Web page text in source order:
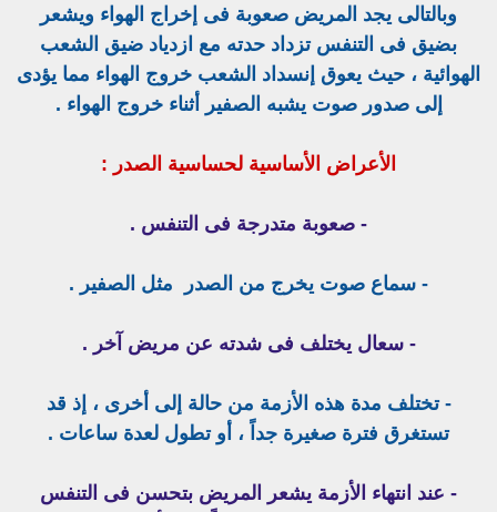
وبالتالى يجد المريض صعوبة فى إخراج الهواء ويشعر
بضيق فى التنفس تزداد حدته مع ازدياد ضيق الشعب
الهوائية ، حيث يعوق إنسداد الشعب خروج الهواء مما يؤدى
إلى صدور صوت يشبه الصفير أثناء خروج الهواء .
الأعراض الأساسية لحساسية الصدر :
- صعوبة متدرجة فى التنفس .
- سماع صوت يخرج من الصدر مثل الصفير .
- سعال يختلف فى شدته عن مريض آخر .
- تختلف مدة هذه الأزمة من حالة إلى أخرى ، إذ قد
تستغرق فترة صغيرة جداً ، أو تطول لعدة ساعات .
- عند انتهاء الأزمة يشعر المريض بتحسن فى التنفس